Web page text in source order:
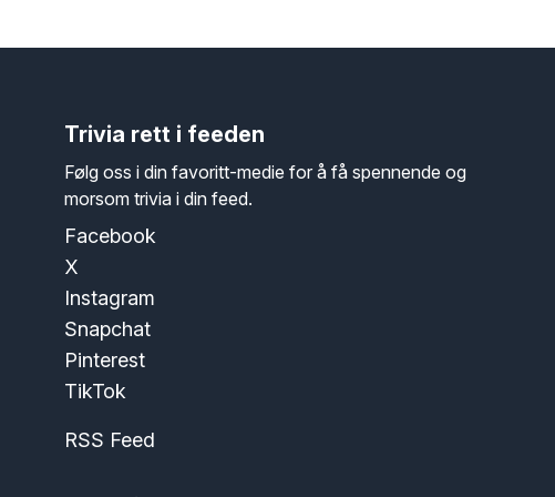
Trivia rett i feeden
Følg oss i din favoritt-medie for å få spennende og
morsom trivia i din feed.
Facebook
X
Instagram
Snapchat
Pinterest
TikTok
RSS Feed